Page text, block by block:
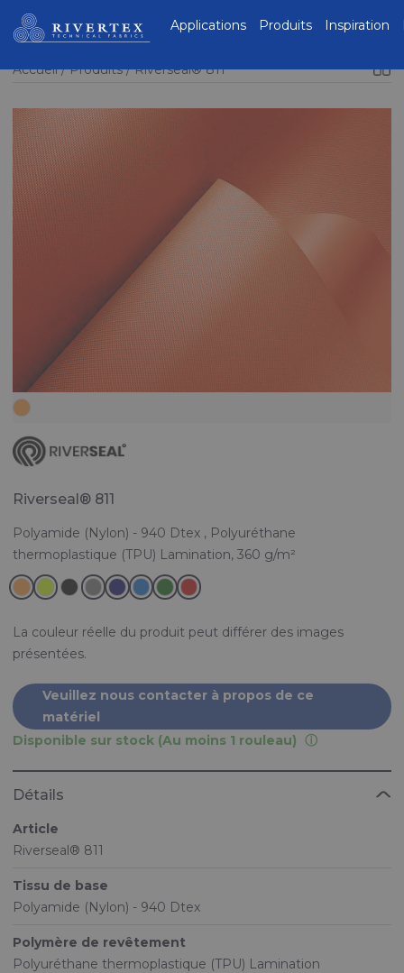
Accueil Produits Riverseal® 811
Riverseal® 811
Polyamide (Nylon) - 940 Dtex , Polyuréthane
thermoplastique (TPU) Lamination, 360 g/m²
La couleur réelle du produit peut différer des images
présentées.
Veuillez nous contacter à propos de ce
matériel
Disponible sur stock (Au moins 1 rouleau)
Détails
Article
Riverseal® 811
Tissu de base
Polyamide (Nylon) - 940 Dtex
Polymère de revêtement
Polyuréthane thermoplastique (TPU) Lamination
Rivertex Technical
Fabrics Group
Applications Produits Inspiration